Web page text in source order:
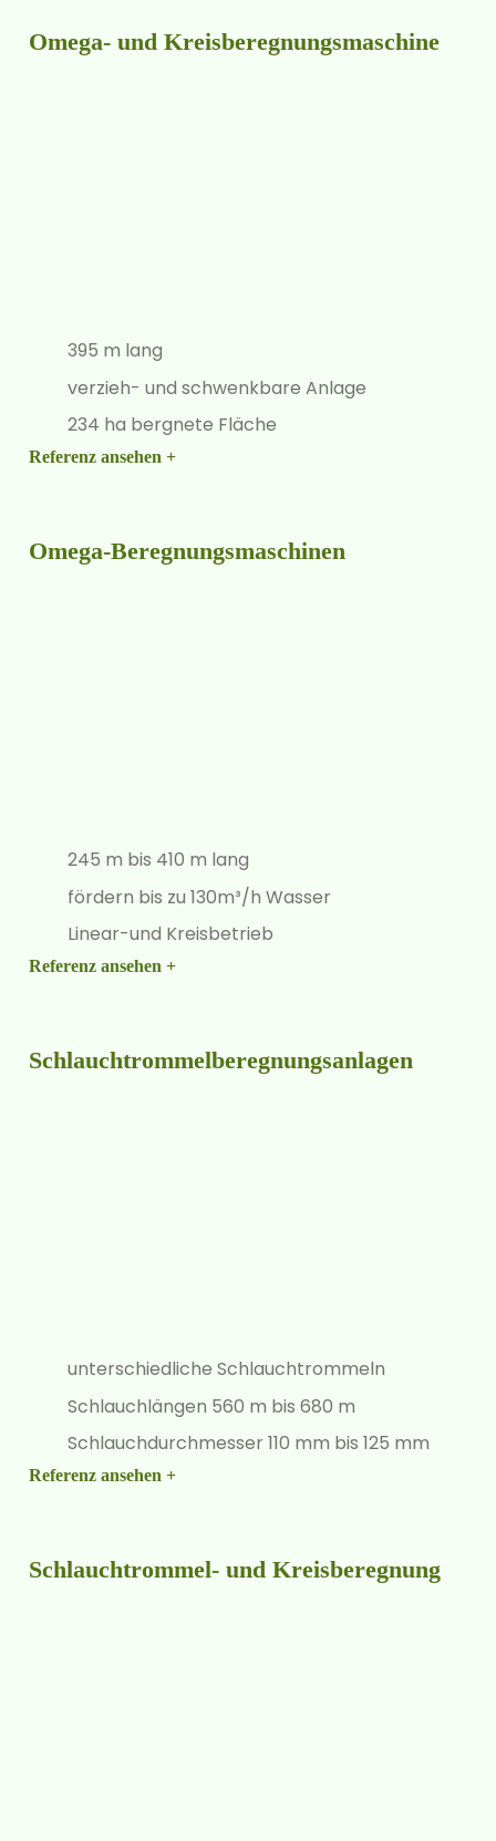
Omega- und Kreisberegnungsmaschine
395 m lang
verzieh- und schwenkbare Anlage
234 ha bergnete Fläche
Referenz ansehen +
Omega-Beregnungsmaschinen
245 m bis 410 m lang
fördern bis zu 130m³/h Wasser
Linear-und Kreisbetrieb
Referenz ansehen +
Schlauch­trommel­bereg­nungs­anlagen
unterschiedliche Schlauchtrommeln
Schlauchlängen 560 m bis 680 m
Schlauchdurchmesser 110 mm bis 125 mm
Referenz ansehen +
Schlauchtrommel- und Kreisberegnung